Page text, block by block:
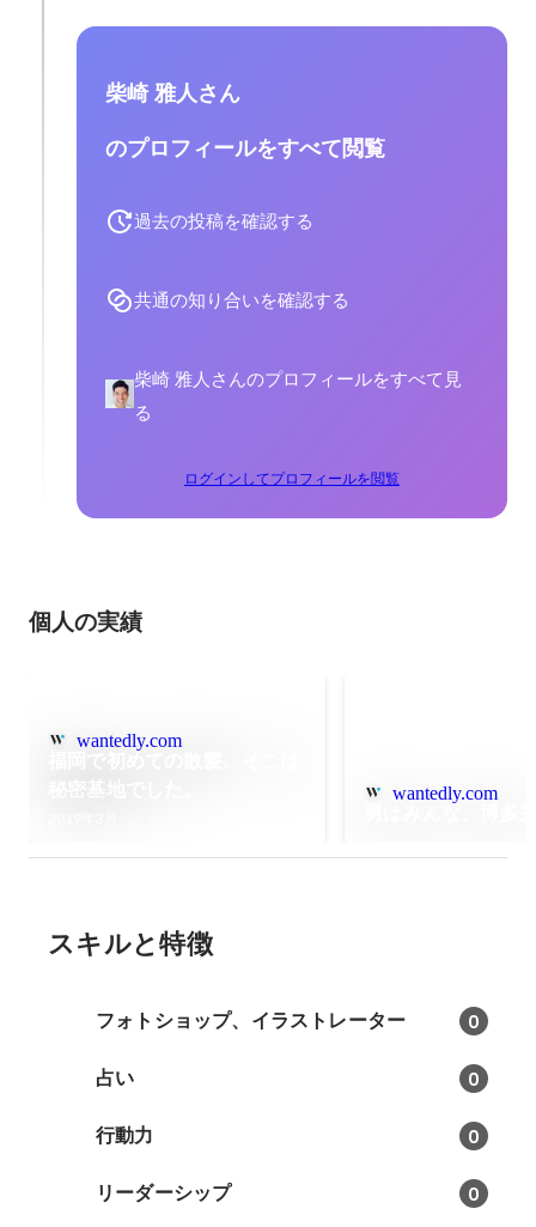
柴崎 雅人さん
のプロフィールをすべて閲覧
過去の投稿を確認する
共通の知り合いを確認する
柴崎 雅人さんのプロフィールをすべて見
る
ログインしてプロフィールを閲覧
個人の実績
wantedly.com
wantedly.com
スキルと特徴
フォトショップ、イラストレーター 0
占い 0
行動力 0
リーダーシップ 0